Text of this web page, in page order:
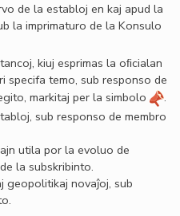
de la establoj en kaj apud la
la imprimaturo de la Konsulo
kiuj esprimas la oﬁcialan
specifa temo, sub responso de
markitaj per la simbolo
.
sub responso de membro
utila por la evoluo de
la subskribinto.
geopolitikaj novaĵoj, sub